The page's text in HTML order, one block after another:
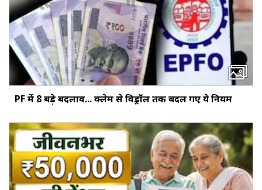
PF में 8 बड़े बदलाव... क्‍लेम से विड्रॉल तक बदल गए ये नियम